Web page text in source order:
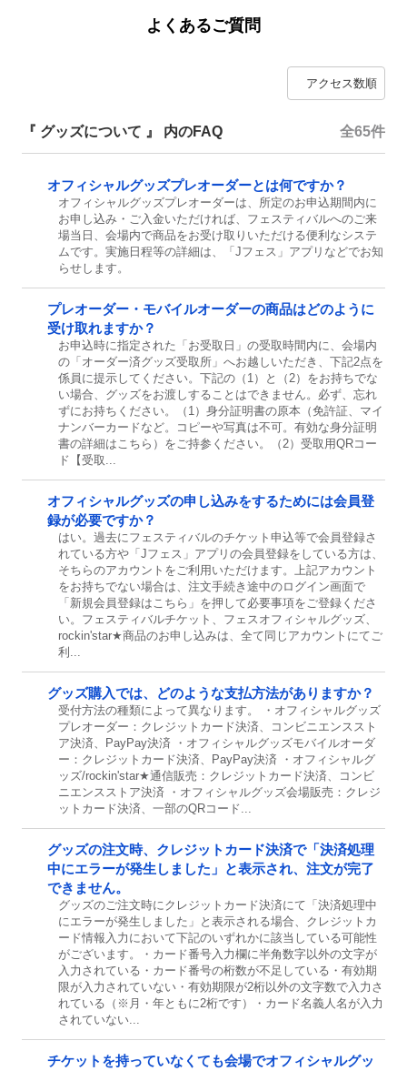
よくあるご質問
『 グッズについて 』 内のFAQ 全65件
オフィシャルグッズプレオーダーとは何ですか？
オフィシャルグッズプレオーダーは、所定のお申込期間内に
お申し込み・ご入金いただければ、フェスティバルへのご来
場当日、会場内で商品をお受け取りいただける便利なシステ
ムです。実施日程等の詳細は、「Jフェス」アプリなどでお知
らせします。
プレオーダー・モバイルオーダーの商品はどのように
受け取れますか？
お申込時に指定された「お受取日」の受取時間内に、会場内
の「オーダー済グッズ受取所」へお越しいただき、下記2点を
係員に提示してください。下記の（1）と（2）をお持ちでな
い場合、グッズをお渡しすることはできません。必ず、忘れ
ずにお持ちください。（1）身分証明書の原本（免許証、マイ
ナンバーカードなど。コピーや写真は不可。有効な身分証明
書の詳細はこちら）をご持参ください。（2）受取用QRコー
ド【受取...
オフィシャルグッズの申し込みをするためには会員登
録が必要ですか？
はい。過去にフェスティバルのチケット申込等で会員登録さ
れている方や「Jフェス」アプリの会員登録をしている方は、
そちらのアカウントをご利用いただけます。上記アカウント
をお持ちでない場合は、注文手続き途中のログイン画面で
「新規会員登録はこちら」を押して必要事項をご登録くださ
い。フェスティバルチケット、フェスオフィシャルグッズ、
rockin'star★商品のお申し込みは、全て同じアカウントにてご
利...
グッズ購入では、どのような支払方法がありますか？
受付方法の種類によって異なります。 ・オフィシャルグッズ
プレオーダー：クレジットカード決済、コンビニエンススト
ア決済、PayPay決済 ・オフィシャルグッズモバイルオーダ
ー：クレジットカード決済、PayPay決済 ・オフィシャルグ
ッズ/rockin'star★通信販売：クレジットカード決済、コンビ
ニエンスストア決済 ・オフィシャルグッズ会場販売：クレジ
ットカード決済、一部のQRコード...
グッズの注文時、クレジットカード決済で「決済処理
中にエラーが発生しました」と表示され、注文が完了
できません。
グッズのご注文時にクレジットカード決済にて「決済処理中
にエラーが発生しました」と表示される場合、クレジットカ
ード情報入力において下記のいずれかに該当している可能性
がございます。・カード番号入力欄に半角数字以外の文字が
入力されている・カード番号の桁数が不足している・有効期
限が入力されていない・有効期限が2桁以外の文字数で入力さ
れている（※月・年ともに2桁です）・カード名義人名が入力
されていない...
チケットを持っていなくても会場でオフィシャルグッ